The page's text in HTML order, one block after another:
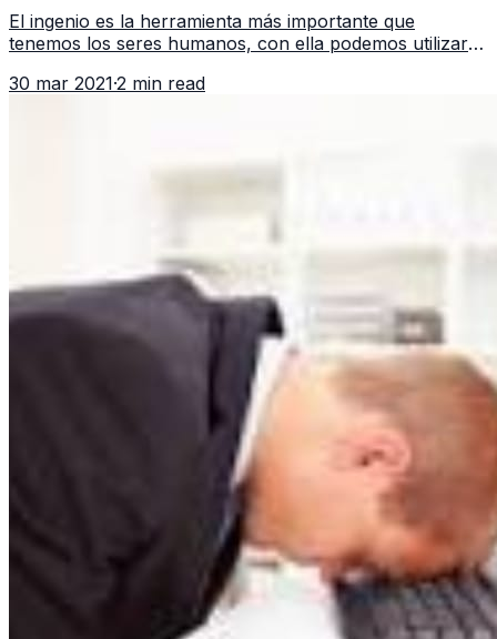
El ingenio es la herramienta más importante que
tenemos los seres humanos, con ella podemos utilizar
continuación se mencionan 9 ideas g
30 mar 2021·2 min read